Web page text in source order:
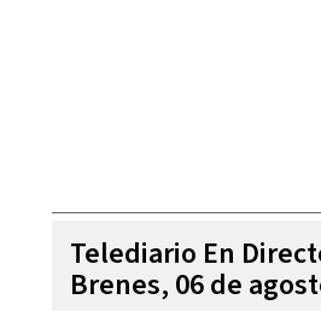
Telediario En
Brenes, 06 de